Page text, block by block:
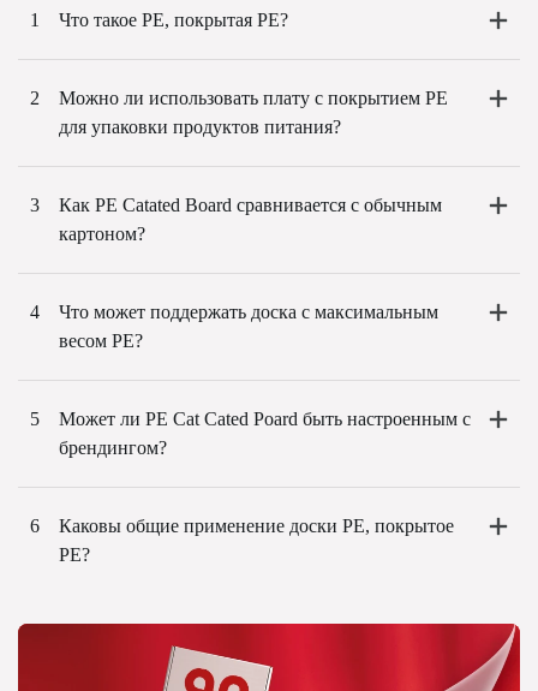
1 Что такое PE, покрытая PE?
2
Можно ли использовать плату с покрытием PE
для упаковки продуктов питания?
3
Как PE Catated Board сравнивается с обычным
картоном?
4
Что может поддержать доска с максимальным
весом PE?
5
Может ли PE Cat Cated Poard быть настроенным с
брендингом?
6
Каковы общие применение доски PE, покрытое
PE?